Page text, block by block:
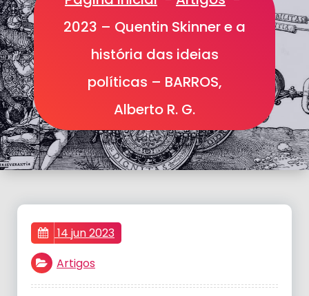
2023 – Quentin Skinner e a
história das ideias
políticas – BARROS,
Alberto R. G.
14 jun 2023
Artigos